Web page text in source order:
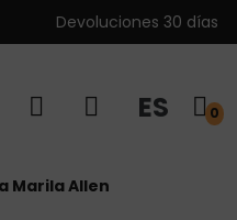
Devoluciones 30 días
ES 0
Marila Allen